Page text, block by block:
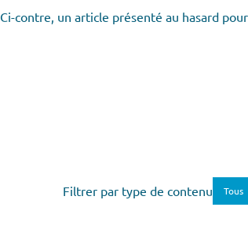
Ci-contre, un article présenté au hasard
Filtrer par type de contenu Tous